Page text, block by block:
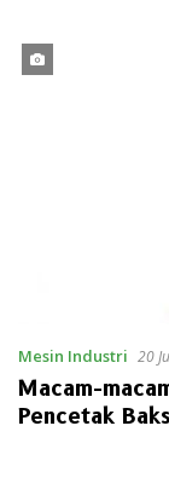
Mesin Industri 20
Macam-
Pencetak